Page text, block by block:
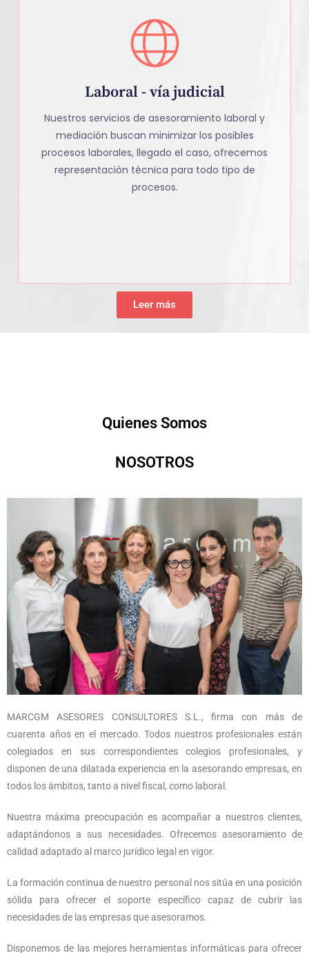
Laboral - vía judicial
Nuestros servicios de asesoramiento laboral y
mediación buscan minimizar los posibles
procesos laborales, llegado el caso, ofrecemos
representación técnica para todo tipo de
procesos.
Leer más
Quienes Somos
NOSOTROS
MARCGM ASESORES CONSULTORES S.L., firma con más de
cuarenta años en el mercado. Todos nuestros profesionales están
colegiados en sus correspondientes colegios profesionales, y
disponen de una dilatada experiencia en la asesorando empresas, en
todos los ámbitos, tanto a nivel fiscal, como laboral.
Nuestra máxima preocupación es acompañar a nuestros clientes,
adaptándonos a sus necesidades. Ofrecemos asesoramiento de
calidad adaptado al marco jurídico legal en vigor.
La formación continua de nuestro personal nos sitúa en una posición
sólida para ofrecer el soporte específico capaz de cubrir las
necesidades de las empresas que asesoramos.
Disponemos de las mejores herramientas informáticas para ofrecer